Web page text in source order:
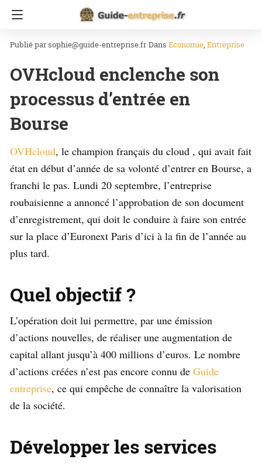
Accueil Economie
sophie@guide-entreprise.fr Dans Economie Entreprise
OVHcloud enclenche son
processus d’entrée en
Bourse
OVHcloud, le champion français du cloud , qui avait fait
état en début d’année de sa volonté d’entrer en Bourse, a
franchi le pas. Lundi 20 septembre, l’entreprise
roubaisienne a annoncé l’approbation de son document
d’enregistrement, qui doit le conduire à faire son entrée
sur la place d’Euronext Paris d’ici à la fin de l’année au
plus tard.
Quel objectif ?
L’opération doit lui permettre, par une émission
d’actions nouvelles, de réaliser une augmentation de
capital allant jusqu’à 400 millions d’euros. Le nombre
d’actions créées n’est pas encore connu de Guide
entreprise, ce qui empêche de connaître la valorisation
de la société.
Développer les services